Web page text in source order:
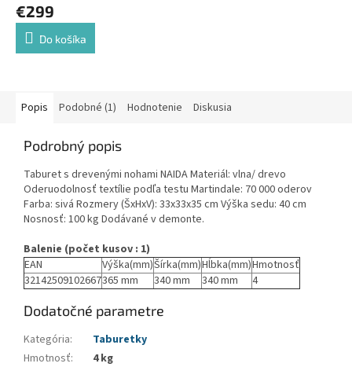
€299
Do košíka
Popis Podobné (1) Hodnotenie Diskusia
Podrobný popis
Taburet s drevenými nohami NAIDA Materiál: vlna/ drevo
Oderuodolnosť textílie podľa testu Martindale: 70 000 oderov
Farba: sivá Rozmery (ŠxHxV): 33x33x35 cm Výška sedu: 40 cm
Nosnosť: 100 kg Dodávané v demonte.
Balenie (počet kusov : 1)
EAN
Výška(mm)Šírka(mm)Hĺbka(mm)Hmotnosť
32142509102667365 mm 340 mm 340 mm 4
Dodatočné parametre
Kategória:
Taburetky
Hmotnosť:
4 kg